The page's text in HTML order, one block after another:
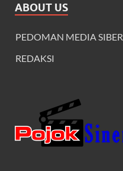
ABOUT US
PEDOMAN MEDIA SIBER
REDAKSI